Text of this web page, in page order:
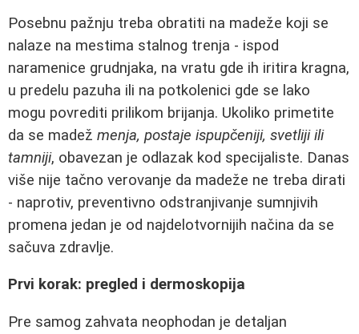
Posebnu pažnju treba obratiti na madeže koji se
nalaze na mestima stalnog trenja - ispod
naramenice grudnjaka, na vratu gde ih iritira kragna,
u predelu pazuha ili na potkolenici gde se lako
mogu povrediti prilikom brijanja. Ukoliko primetite
da se madež menja, postaje ispupčeniji, svetliji ili
tamniji, obavezan je odlazak kod specijaliste. Danas
više nije tačno verovanje da madeže ne treba dirati
- naprotiv, preventivno odstranjivanje sumnjivih
promena jedan je od najdelotvornijih načina da se
sačuva zdravlje.
Prvi korak: pregled i dermoskopija
Pre samog zahvata neophodan je detaljan